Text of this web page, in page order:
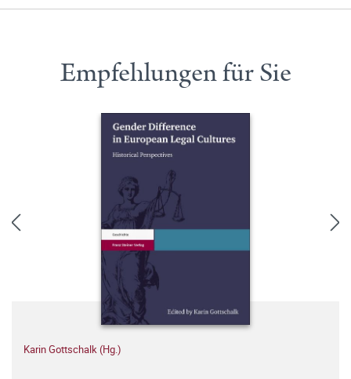
Empfehlungen für Sie
Karin Gottschalk (Hg.)